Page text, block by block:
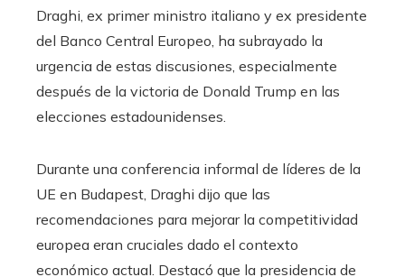
Draghi, ex primer ministro italiano y ex presidente
del Banco Central Europeo, ha subrayado la
urgencia de estas discusiones, especialmente
después de la victoria de Donald Trump en las
elecciones estadounidenses.
Durante una conferencia informal de líderes de la
UE en Budapest, Draghi dijo que las
recomendaciones para mejorar la competitividad
europea eran cruciales dado el contexto
económico actual. Destacó que la presidencia de